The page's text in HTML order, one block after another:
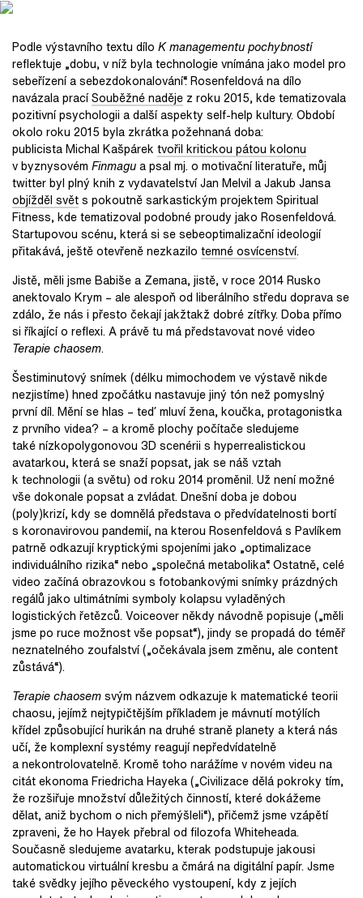
Podle výstavního textu dílo K managementu pochybností
reflektuje „dobu, v níž byla technologie vnímána jako model pro
sebeřízení a sebezdokonalování“. Rosenfeldová na dílo
navázala pracíSouběžné naděje z roku 2015, kde tematizovala
pozitivní psychologii a další aspekty self-help kultury. Období
okolo roku 2015 byla zkrátka požehnaná doba:
publicista Michal Kašpárek tvořil kritickou pátou kolonu
v byznysovém Finmagua psal mj. o motivační literatuře, můj
twitter byl plný knih z vydavatelství Jan Melvil a Jakub Jansa
objížděl světs pokoutně sarkastickým projektem Spiritual
Fitness, kde tematizoval podobné proudy jako Rosenfeldová.
Startupovou scénu, která si se sebeoptimalizační ideologií
přitakává, ještě otevřeně nezkazilo temné osvícenství.
Jistě, měli jsme Babiše a Zemana, jistě, v roce 2014 Rusko
anektovalo Krym – ale alespoň od liberálního středu doprava se
zdálo, že nás i přesto čekají jakžtakž dobré zítřky. Doba přímo
si říkající o reflexi. A právě tu má představovat nové video
Terapie chaosem.
Šestiminutový snímek (délku mimochodem ve výstavě nikde
nezjistíme) hned zpočátku nastavuje jiný tón než pomyslný
první díl. Mění se hlas – teď mluví žena, koučka, protagonistka
z prvního videa? – a kromě plochy počítače sledujeme
také nízkopolygonovou 3D scenérii s hyperrealistickou
avatarkou, která se snaží popsat, jak se náš vztah
k technologii (a světu) od roku 2014 proměnil. Už není možné
vše dokonale popsat a zvládat. Dnešní doba je dobou
(poly)krizí, kdy se domnělá představa o předvídatelnosti bortí
s koronavirovou pandemií, na kterou Rosenfeldová s Pavlíkem
patrně odkazují kryptickými spojeními jako „optimalizace
individuálního rizika“ nebo „společná metabolika“. Ostatně, celé
video začíná obrazovkou s fotobankovými snímky prázdných
regálů jako ultimátními symboly kolapsu vyladěných
logistických řetězců. Voiceover někdy návodně popisuje („měli
jsme po ruce možnost vše popsat“), jindy se propadá do téměř
neznatelného zoufalství („očekávala jsem změnu, ale content
zůstává“).
Terapie chaosemsvým názvem odkazuje k matematické teorii
chaosu, jejímž nejtypičtějším příkladem je mávnutí motýlích
křídel způsobující hurikán na druhé straně planety a která nás
učí, že komplexní systémy reagují nepředvídatelně
a nekontrolovatelně. Kromě toho narážíme vnovém videu na
citát ekonoma Friedricha Hayeka („Civilizace dělá pokroky tím,
že rozšiřuje množství důležitých činností, které dokážeme
dělat, aniž bychom o nich přemýšleli“), přičemž jsme vzápětí
zpraveni, že ho Hayek přebral od filozofa Whiteheada.
Současně sledujeme avatarku, kterak podstupuje jakousi
automatickou virtuální kresbu ačmárá na digitální papír. Jsme
také svědky jejího pěveckého vystoupení, kdy z jejích